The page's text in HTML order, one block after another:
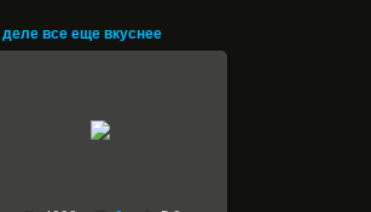
деле все еще вкуснее